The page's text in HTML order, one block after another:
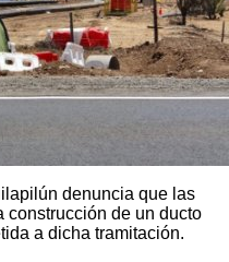
denuncia que las
construcción de un ducto
a dicha tramitación.